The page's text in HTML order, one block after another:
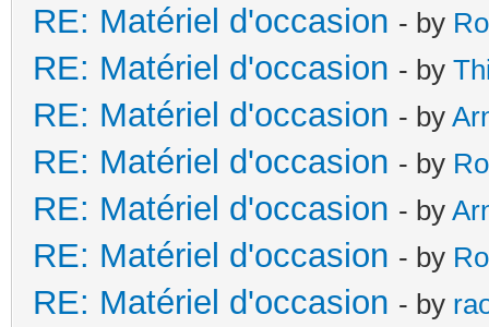
RE: Matériel d'occasion - by
RE: Matériel d'occasion - by
RE: Matériel d'occasion - by
RE: Matériel d'occasion - by
RE: Matériel d'occasion - by
RE: Matériel d'occasion - by
RE: Matériel d'occasion - by